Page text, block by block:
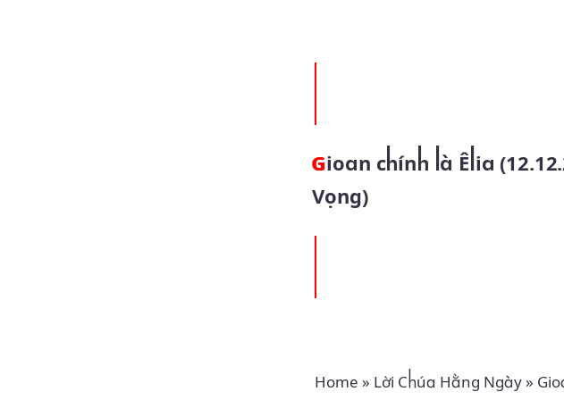
Gioan chính là Êlia (12.12.2024 – Thứ Năm Tuần 2 Mùa
Vọng)
Home » Lời Chúa Hằng Ngày»